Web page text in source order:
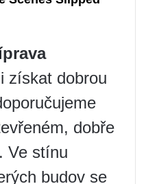
získat dobrou
dobře
Ve stínu
budov se